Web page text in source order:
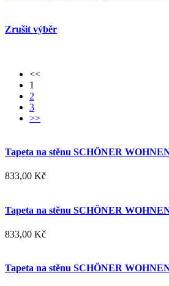
Zrušit výběr
<<
1
2
3
>>
Tapeta na stěnu SCHÖNER
833,00 Kč
Tapeta na stěnu SCHÖNER
833,00 Kč
Tapeta na stěnu SCHÖNER